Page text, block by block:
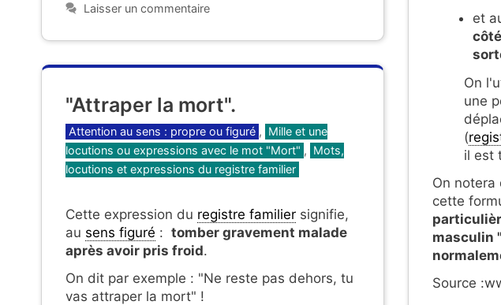
Laisser un commentaire
et
On
une
(
il est
On notera
cette
masculin "
Source
"Attraper la mort".
Catégories
Attention au sens : propre ou figuré , Mille et une
locutions ou expressions avec le mot "Mort" , Mots,
locutions et expressions du registre familier
Cette expression du registre familier signifie,
au sens figuré : tomber gravement malade
après avoir pris froid.
On dit par exemple : "Ne reste pas dehors, tu
vas attraper la mort" !